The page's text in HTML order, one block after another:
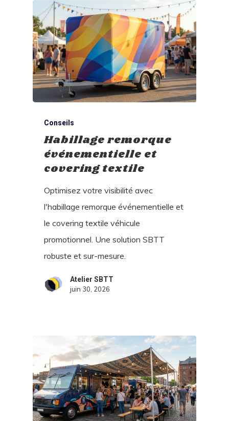
Conseils
Habillage remorque
événementielle et
covering textile
Optimisez votre visibilité avec
l'habillage remorque événementielle et
le covering textile véhicule
promotionnel. Une solution SBTT
robuste et sur-mesure.
Atelier SBTT
juin 30, 2026